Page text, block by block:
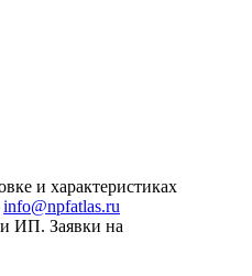
и характеристиках
info@npfatlas.ru
ИП. Заявки на